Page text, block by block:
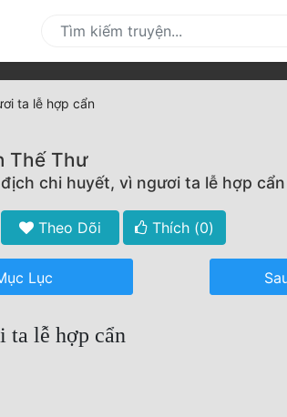
ta lễ hợp cẩn
Thế Thư
chi huyết, vì ngươi ta lễ hợp cẩn
Theo Dõi Thích (0)
Lục
ta lễ hợp cẩn